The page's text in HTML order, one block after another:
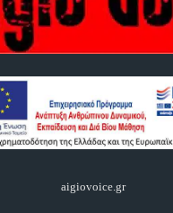
aigiovoice.gr